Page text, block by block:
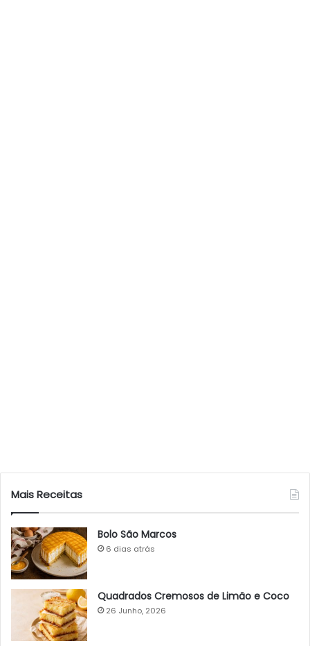
Mais Receitas
Bolo São Marcos
6 dias atrás
Quadrados Cremosos de Limão e Coco
26 Junho, 2026